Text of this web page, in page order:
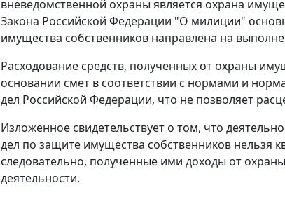
вневедомственной охраны является охрана
Закона Российской Федерации "О милиции"
имущества собственников направлена на
Расходование средств, полученных от охраны
основании смет в соответствии с нормами и
дел Российской Федерации, что не позволяет
Изложенное свидетельствует о том, что
дел по защите имущества собственников нельзя
следовательно, полученные ими доходы от
деятельности.